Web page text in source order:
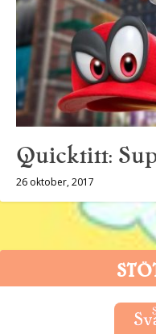
Quicktitt:
26 oktober, 2017